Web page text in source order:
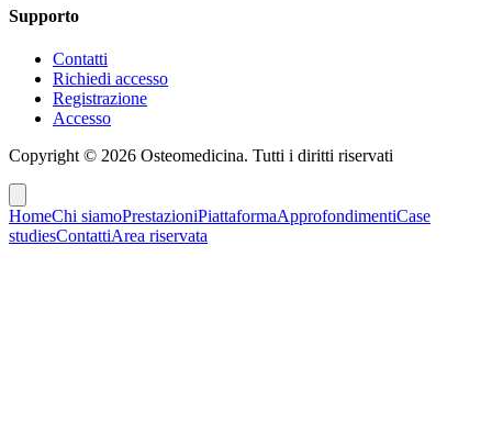
Supporto
Contatti
Richiedi accesso
Registrazione
Accesso
Copyright © 2026 Osteomedicina. Tutti i diritti riservati
HomeChi siamoPrestazioniPiattaformaApprofondimentiCase
studiesContattiArea riservata